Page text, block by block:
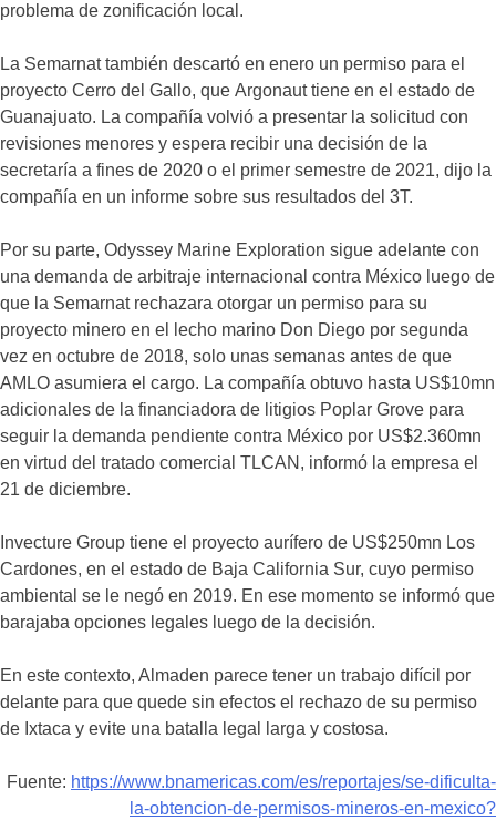
problema de zonificación local.
La Semarnat también descartó en enero un permiso para el
proyecto Cerro del Gallo, que Argonaut tiene en el estado de
Guanajuato. La compañía volvió a presentar la solicitud con
revisiones menores y espera recibir una decisión de la
secretaría a fines de 2020 o el primer semestre de 2021, dijo la
compañía en un informe sobre sus resultados del 3T.
Por su parte, Odyssey Marine Exploration sigue adelante con
una demanda de arbitraje internacional contra México luego de
que la Semarnat rechazara otorgar un permiso para su
proyecto minero en el lecho marino Don Diego por segunda
vez en octubre de 2018, solo unas semanas antes de que
AMLO asumiera el cargo. La compañía obtuvo hasta US$10mn
adicionales de la financiadora de litigios Poplar Grove para
seguir la demanda pendiente contra México por US$2.360mn
en virtud del tratado comercial TLCAN, informó la empresa el
21 de diciembre.
Invecture Group tiene el proyecto aurífero de US$250mn Los
Cardones, en el estado de Baja California Sur, cuyo permiso
ambiental se le negó en 2019. En ese momento se informó que
barajaba opciones legales luego de la decisión.
En este contexto, Almaden parece tener un trabajo difícil por
delante para que quede sin efectos el rechazo de su permiso
de Ixtaca y evite una batalla legal larga y costosa.
Fuente: https://www.bnamericas.com/es/reportajes/se-dificulta-
la-obtencion-de-permisos-mineros-en-mexico?